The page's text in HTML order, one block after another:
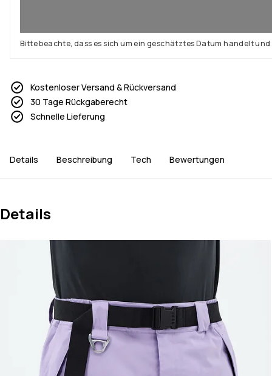
Bitte beachte, dass es sich um ein geschätztes Datum handelt
Kostenloser Versand & Rückversand
30 Tage Rückgaberecht
Schnelle Lieferung
Details Beschreibung Tech Bewertungen
Details